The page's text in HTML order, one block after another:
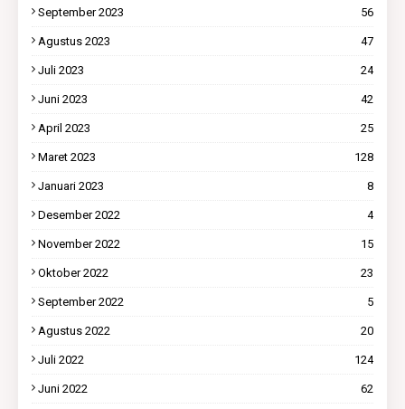
September 2023 56
Agustus 2023 47
Juli 2023 24
Juni 2023 42
April 2023 25
Maret 2023 128
Januari 2023 8
Desember 2022 4
November 2022 15
Oktober 2022 23
September 2022 5
Agustus 2022 20
Juli 2022 124
Juni 2022 62